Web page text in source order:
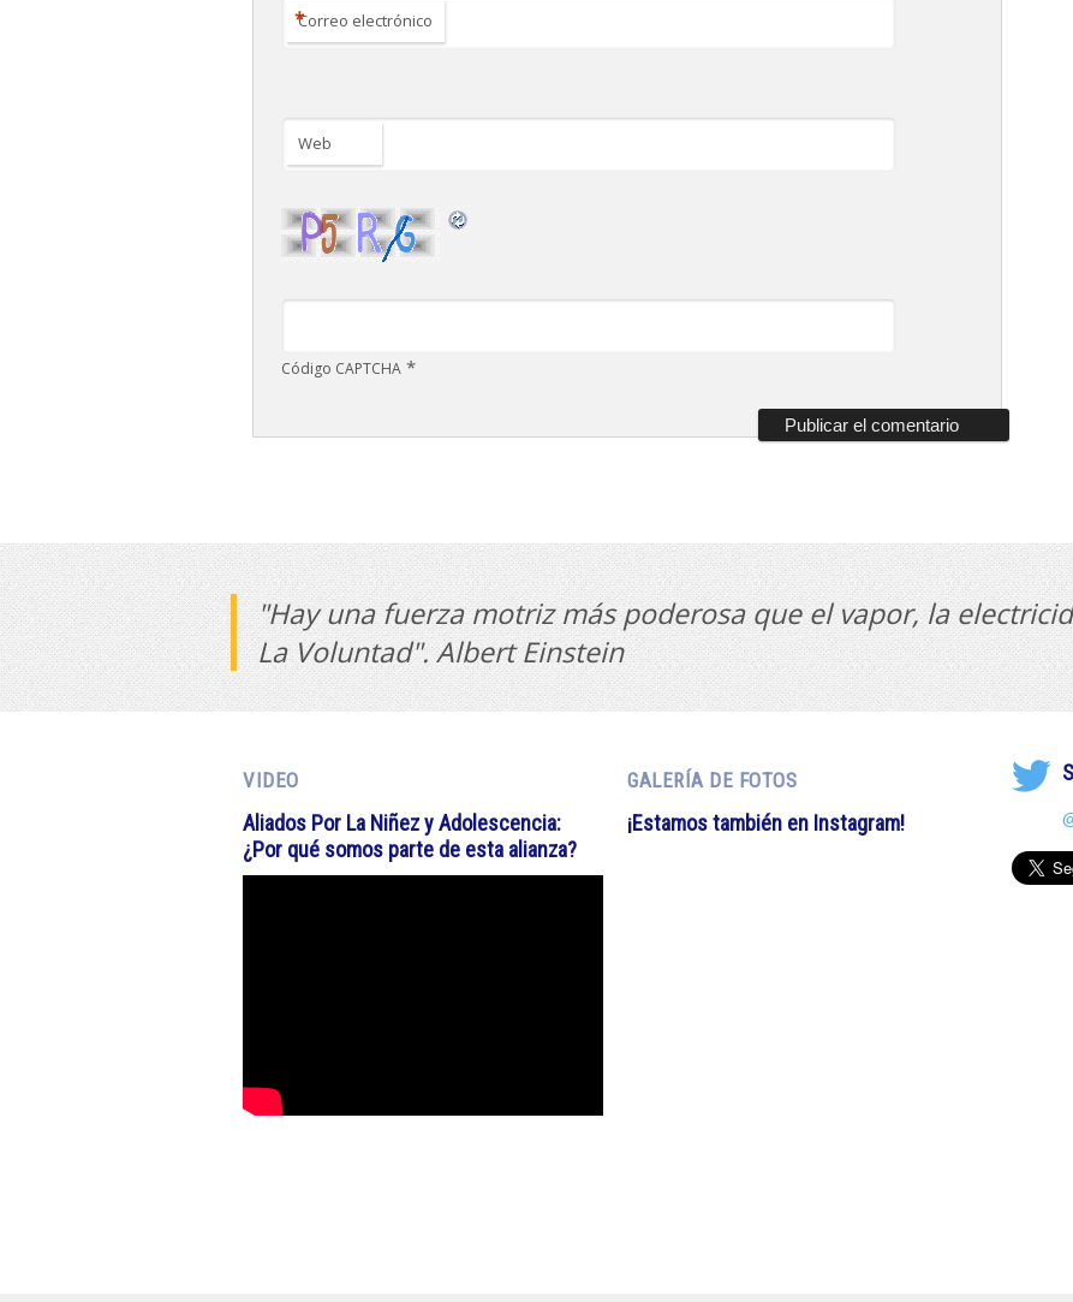
Correo electrónico
*
Web
Código CAPTCHA *
"Hay una fuerza motriz más poderosa que el vapor, la
La Voluntad". Albert Einstein
VIDEO
Aliados Por La Niñez y Adolescencia:
¿Por qué somos parte de esta alianza?
GALERÍA DE FOTOS
¡Estamos también en Instagram!